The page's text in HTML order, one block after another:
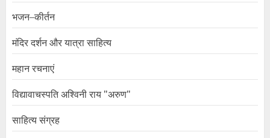
भजन–कीर्तन
मंदिर दर्शन और यात्रा साहित्य
महान रचनाएं
विद्यावाचस्पति अश्विनी राय "अरुण"
साहित्य संग्रह